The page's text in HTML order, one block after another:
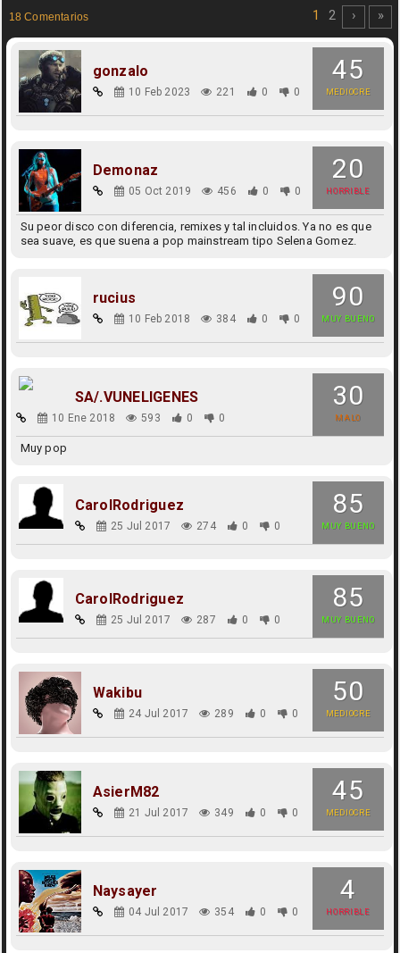
18 Comentarios 1 2 › »
45
MEDIOCRE
gonzalo
10 Feb 2023 221 0 0
20
HORRIBLE
Demonaz
05 Oct 2019 456 0 0
Su peor disco con diferencia, remixes y tal incluidos. Ya no es que
sea suave, es que suena a pop mainstream tipo Selena Gomez.
90
MUY BUENO
rucius
10 Feb 2018 384 0 0
30
MALO
SA/.VUNELIGENES
10 Ene 2018 593 0 0
Muy pop
85
MUY BUENO
CarolRodriguez
25 Jul 2017 274 0 0
85
MUY BUENO
CarolRodriguez
25 Jul 2017 287 0 0
50
MEDIOCRE
Wakibu
24 Jul 2017 289 0 0
45
MEDIOCRE
AsierM82
21 Jul 2017 349 0 0
4
HORRIBLE
Naysayer
04 Jul 2017 354 0 0